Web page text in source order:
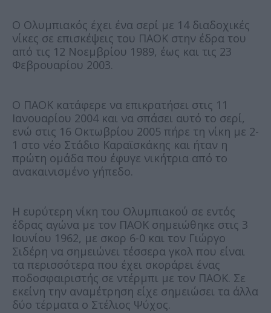
Ο Ολυμπιακός έχει ένα σερί με 14 διαδοχικές
νίκες σε επισκέψεις του ΠΑΟΚ στην έδρα του
από τις 12 Νοεμβρίου 1989, έως και τις 23
Φεβρουαρίου 2003.
Ο ΠΑΟΚ κατάφερε να επικρατήσει στις 11
Ιανουαρίου 2004 και να σπάσει αυτό το σερί,
ενώ στις 16 Οκτωβρίου 2005 πήρε τη νίκη με 2-
1 στο νέο Στάδιο Καραϊσκάκης και ήταν η
πρώτη ομάδα που έφυγε νικήτρια από το
ανακαινισμένο γήπεδο.
Η ευρύτερη νίκη του Ολυμπιακού σε εντός
έδρας αγώνα με τον ΠΑΟΚ σημειώθηκε στις 3
Ιουνίου 1962, με σκορ 6-0 και τον Γιώργο
Σιδέρη να σημειώνει τέσσερα γκολ που είναι
τα περισσότερα που έχει σκοράρει ένας
ποδοσφαιριστής σε ντέρμπι με τον ΠΑΟΚ. Σε
εκείνη την αναμέτρηση είχε σημειώσει τα άλλα
δύο τέρματα ο Στέλιος Ψύχος.